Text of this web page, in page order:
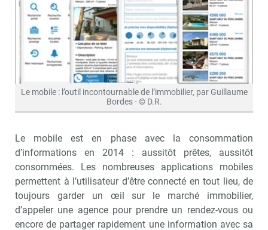
Le mobile : l’outil incontournable de l’immobilier, par Guillaume
Bordes - © D.R.
Le mobile est en phase avec la consommation
d’informations en 2014 : aussitôt prêtes, aussitôt
consommées. Les nombreuses applications mobiles
permettent à l’utilisateur d’être connecté en tout lieu, de
toujours garder un œil sur le marché immobilier,
d’appeler une agence pour prendre un rendez-vous ou
encore de partager rapidement une information avec sa